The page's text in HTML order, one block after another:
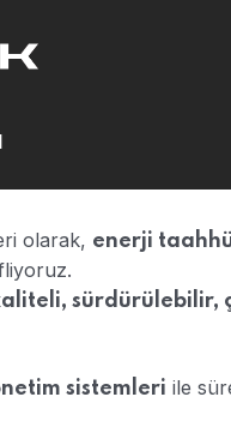
olarak, enerji
sürdürülebilir,
sistemleri ile